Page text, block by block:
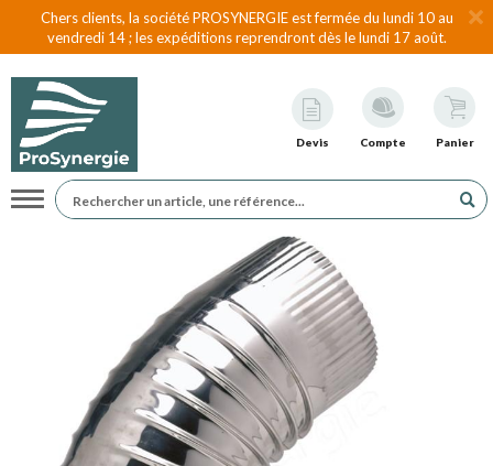
Chers clients, la société PROSYNERGIE est fermée du lundi 10 au
vendredi 14 ; les expéditions reprendront dès le lundi 17 août.
Devis Compte Panier
Navigation